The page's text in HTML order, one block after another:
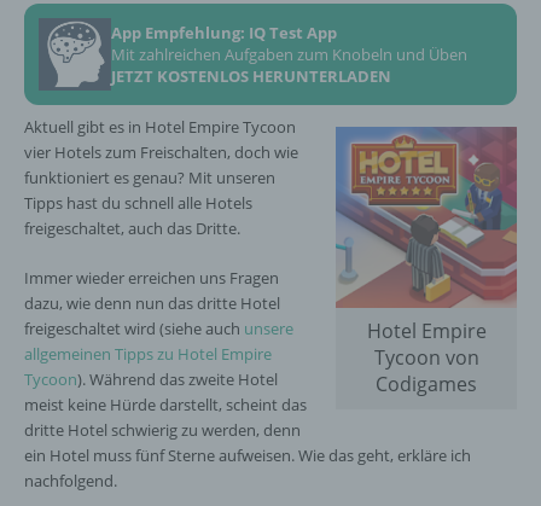
App Empfehlung: IQ Test App
Mit zahlreichen Aufgaben zum Knobeln und Üben
JETZT KOSTENLOS HERUNTERLADEN
Hotel Empire
Tycoon von
Codigames
Aktuell gibt es in Hotel Empire Tycoon
vier Hotels zum Freischalten, doch wie
funktioniert es genau? Mit unseren
Tipps hast du schnell alle Hotels
freigeschaltet, auch das Dritte.
Immer wieder erreichen uns Fragen
dazu, wie denn nun das dritte Hotel
freigeschaltet wird (siehe auch unsere
allgemeinen Tipps zu Hotel Empire
Tycoon). Während das zweite Hotel
meist keine Hürde darstellt, scheint das
dritte Hotel schwierig zu werden, denn
ein Hotel muss fünf Sterne aufweisen. Wie das geht, erkläre ich
nachfolgend.